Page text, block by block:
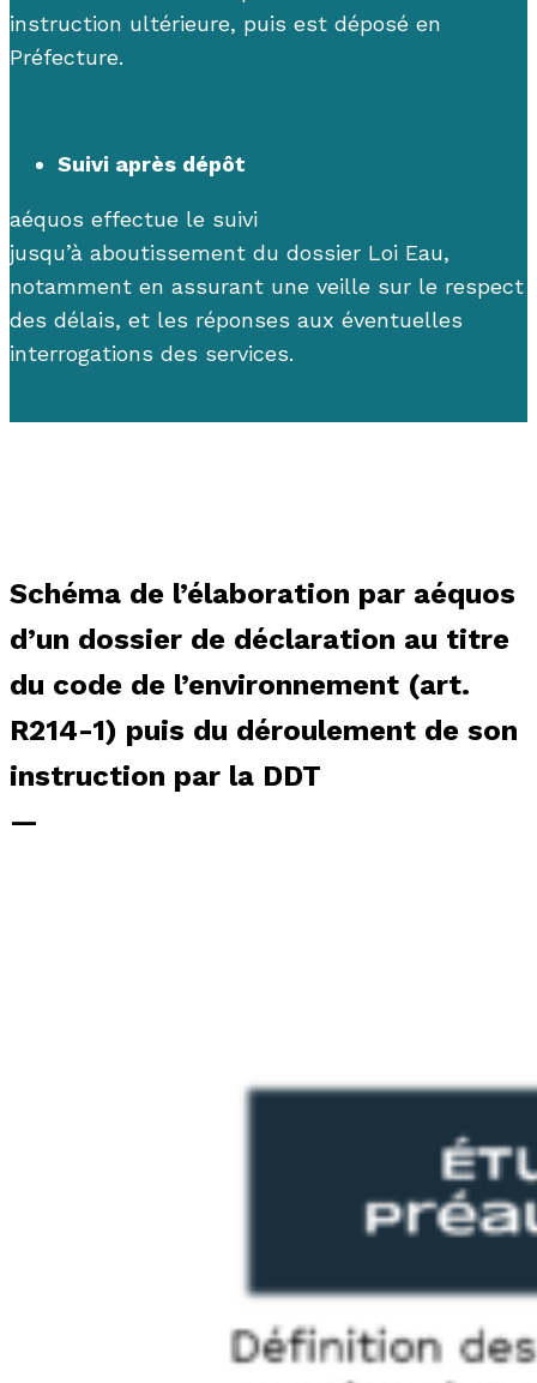
instruction ultérieure, puis est déposé en
Préfecture.
Suivi après dépôt
aéquos effectue le suivi
jusqu’à aboutissement du dossier Loi Eau,
notamment en assurant une veille sur le respect
des délais, et les réponses aux éventuelles
interrogations des services.
Schéma de l’élaboration par aéquos
d’un dossier de déclaration au titre
du code de l’environnement (art.
R214-1) puis du déroulement de son
instruction par la DDT
—